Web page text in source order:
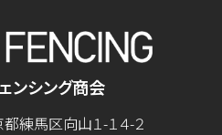
ンシング商会
練馬区向山１-１４-２